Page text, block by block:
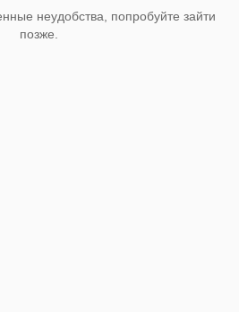
неудобства, попробуйте зайти
позже.